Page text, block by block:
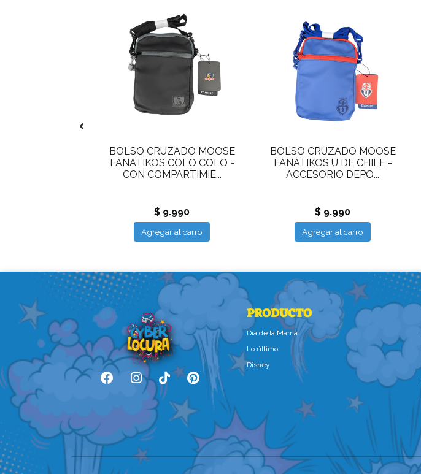
BOLSO CRUZADO MOOSE
FANATIKOS COLO COLO -
CON COMPARTIMIE...
$ 9.990
Agregar al carro
BOLSO CRUZADO MOOSE
FANATIKOS U DE CHILE -
ACCESORIO DEPO...
$ 9.990
Agregar al carro
PRODUCTO
Dìa de la Mamà
Lo último
Disney